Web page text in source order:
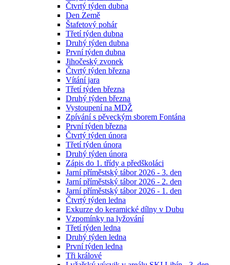
Čtvrtý týden dubna
Den Země
Štafetový pohár
Třetí týden dubna
Druhý týden dubna
První týden dubna
Jihočeský zvonek
Čtvrtý týden března
Vítání jara
Třetí týden března
Druhý týden března
Vystoupení na MDŽ
Zpívání s pěveckým sborem Fontána
První týden března
Čtvrtý týden února
Třetí týden února
Druhý týden února
Zápis do 1. třídy a předškoláci
Jarní příměstský tábor 2026 - 3. den
Jarní příměstský tábor 2026 - 2. den
Jarní příměstský tábor 2026 - 1. den
Čtvrtý týden ledna
Exkurze do keramické dílny v Dubu
Vzpomínky na lyžování
Třetí týden ledna
Druhý týden ledna
První týden ledna
Tři králové